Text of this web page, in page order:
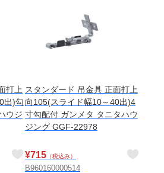
打上
出)勾
ウジ
スタンダード 吊金具 正面打上
向105(スライド幅10～40出)4
寸勾配付 ガンメタ タニタハウ
ジング GGF-22978
¥715 （税込み）
B960160000514